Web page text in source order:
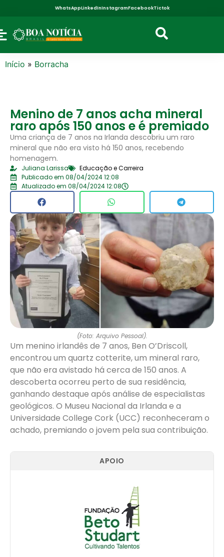
WhatsAppLinkedInInstagramFacebookTictok
Início » Borracha
Menino de 7 anos acha mineral
raro após 150 anos e é premiado
Uma criança de 7 anos na Irlanda descobriu um raro
mineral que não era visto há 150 anos, recebendo
homenagem.
Juliana Larissa
Educação e Carreira
Publicado em 08/04/2024 12:08
Atualizado em 08/04/2024 12:08
(Foto: Arquivo Pessoal).
Um menino irlandês de 7 anos, Ben O’Driscoll,
encontrou um quartz cotterite, um mineral raro,
que não era avistado há cerca de 150 anos. A
descoberta ocorreu perto de sua residência,
ganhando destaque após análise de especialistas
geológicos. O Museu Nacional da Irlanda e a
Universidade College Cork (UCC) reconheceram o
achado, premiando o jovem pela sua contribuição.
APOIO